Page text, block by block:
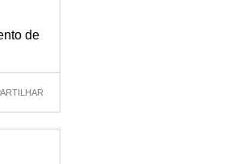
de